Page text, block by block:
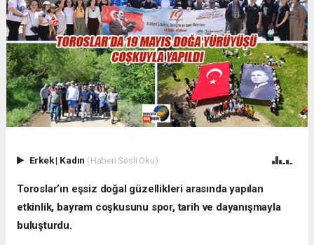
Erkek| Kadın (Haberi Sesli Oku)
Toroslar’ın eşsiz doğal güzellikleri arasında yapılan
etkinlik, bayram coşkusunu spor, tarih ve dayanışmayla
buluşturdu.